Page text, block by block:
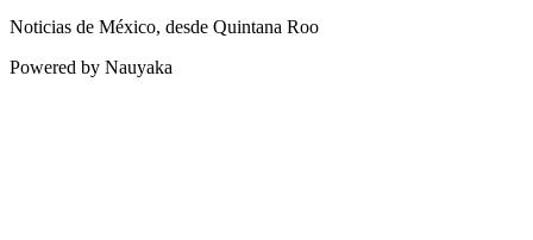
Noticias de México, desde Quintana Roo
Powered by Nauyaka